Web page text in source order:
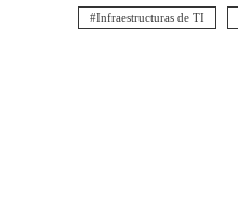
Infraestructuras de TI